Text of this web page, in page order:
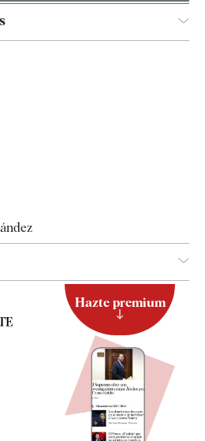
Hazte premium